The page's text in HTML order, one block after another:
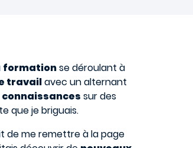
formationse déroulant à
travailavec un alternant
sur des
que je briguais.
de me remettre à la page